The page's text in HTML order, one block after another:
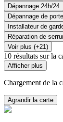
Dépannage 24h/24
Dépannage de
Installateur de
Réparation de
Voir plus (+21)
10 résultats sur la
Afficher plus
Chargement de la
Agrandir la carte